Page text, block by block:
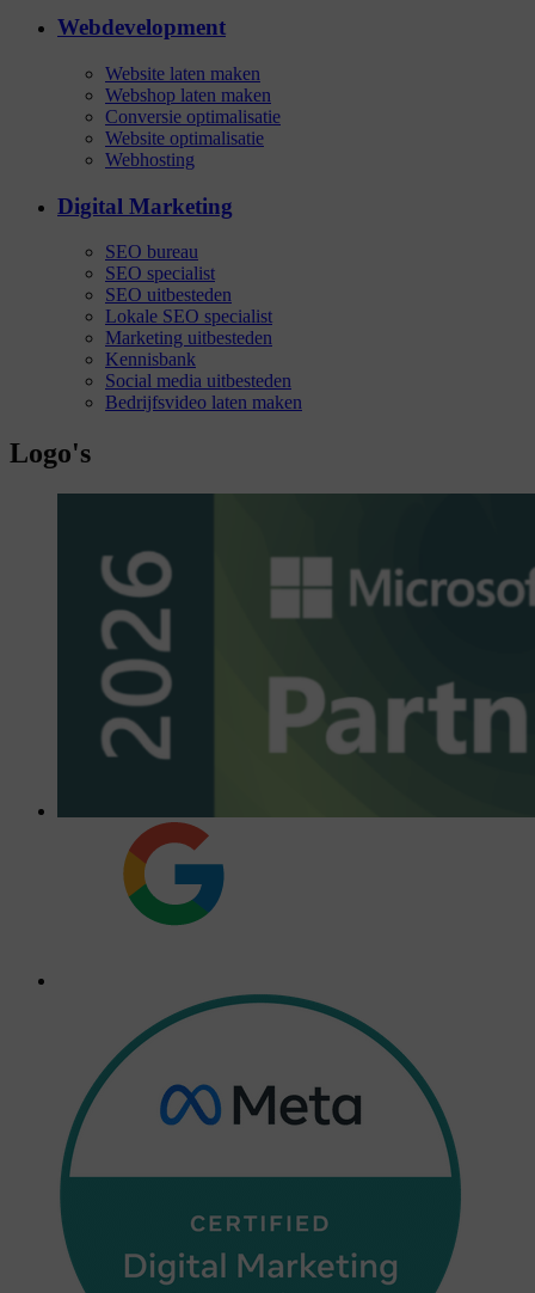
Webdevelopment
Website laten maken
Webshop laten maken
Conversie optimalisatie
Website optimalisatie
Webhosting
Digital Marketing
SEO bureau
SEO specialist
SEO uitbesteden
Lokale SEO specialist
Marketing uitbesteden
Kennisbank
Social media uitbesteden
Bedrijfsvideo laten maken
Logo's